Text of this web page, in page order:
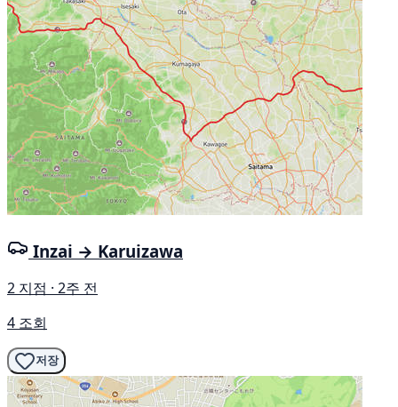
Inzai → Karuizawa
2 지점 · 2주 전
4 조회
저장